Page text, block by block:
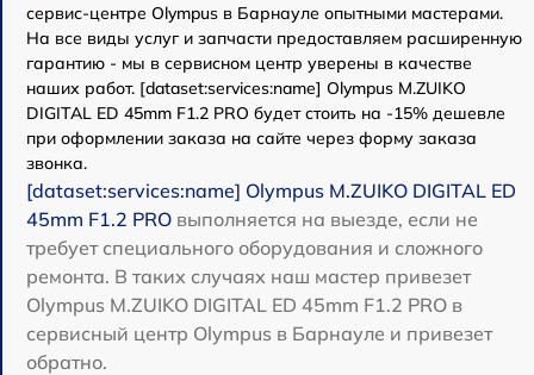
сервис-центре Olympus в Барнауле опытными мастерами.
На все виды услуг и запчасти предоставляем расширенную
гарантию - мы в сервисном центр уверены в качестве
наших работ. [dataset:services:name] Olympus M.ZUIKO
DIGITAL ED 45mm F1.2 PRO будет стоить на -15% дешевле
при оформлении заказа на сайте через форму заказа
звонка.
[dataset:services:name] Olympus M.ZUIKO DIGITAL ED
45mm F1.2 PRO выполняется на выезде, если не
требует специального оборудования и сложного
ремонта. В таких случаях наш мастер привезет
Olympus M.ZUIKO DIGITAL ED 45mm F1.2 PRO в
сервисный центр Olympus в Барнауле и привезет
обратно.